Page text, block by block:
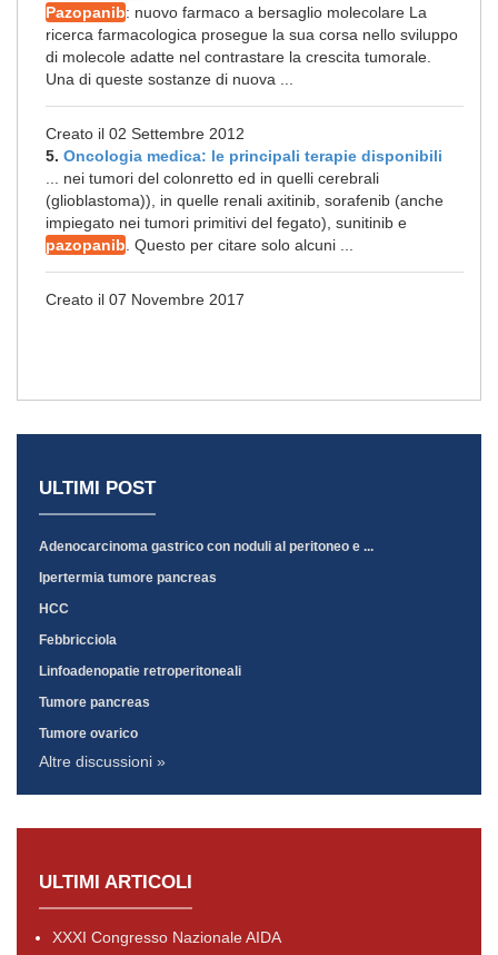
Pazopanib: nuovo farmaco a bersaglio molecolare La
ricerca farmacologica prosegue la sua corsa nello sviluppo
di molecole adatte nel contrastare la crescita tumorale.
Una di queste sostanze di nuova ...
Creato il 02 Settembre 2012
5. Oncologia medica: le principali terapie disponibili
... nei tumori del colonretto ed in quelli cerebrali
(glioblastoma)), in quelle renali axitinib, sorafenib (anche
impiegato nei tumori primitivi del fegato), sunitinib e
pazopanib . Questo per citare solo alcuni ...
Creato il 07 Novembre 2017
ULTIMI POST
Adenocarcinoma gastrico con noduli al peritoneo e ...
Ipertermia tumore pancreas
HCC
Febbricciola
Linfoadenopatie retroperitoneali
Tumore pancreas
Tumore ovarico
Altre discussioni »
ULTIMI ARTICOLI
XXXI Congresso Nazionale AIDA